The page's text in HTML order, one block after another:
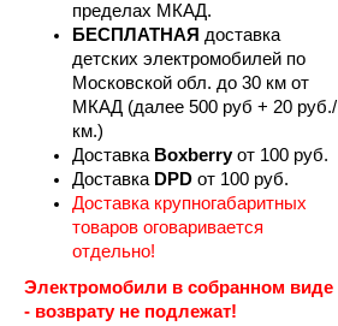
пределах МКАД.
БЕСПЛАТНАЯ доставка
детских электромобилей по
Московской обл. до 30 км от
МКАД (далее 500 руб + 20 руб./
км.)
Доставка Boxberry от 100 руб.
Доставка DPD от 100 руб.
Доставка крупногабаритных
товаров оговаривается
отдельно!
Электромобили в собранном виде
- возврату не подлежат!